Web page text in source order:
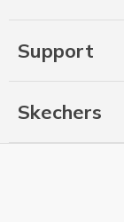
Support
Skechers